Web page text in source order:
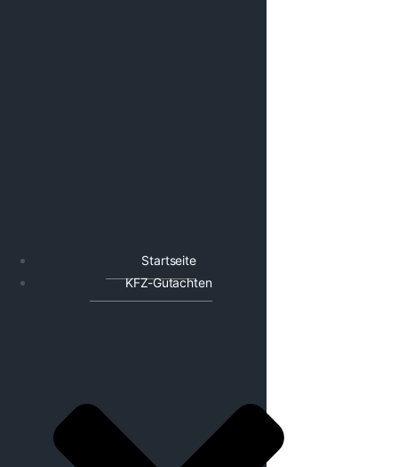
Startseite
KFZ-Gutachten